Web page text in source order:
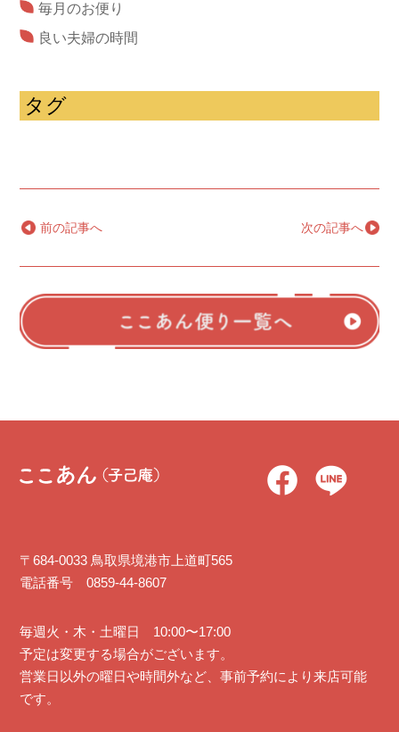
毎月のお便り
良い夫婦の時間
タグ
← 前の記事へ 次の記事へ→
〒684-0033 鳥取県境港市上道町565
電話番号 0859-44-8607
毎週火・木・土曜日 10:00〜17:00
予定は変更する場合がございます。
営業日以外の曜日や時間外など、事前予約により来店可能
です。